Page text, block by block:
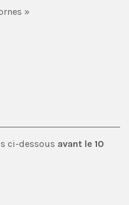
»
ci-dessous avant le 10